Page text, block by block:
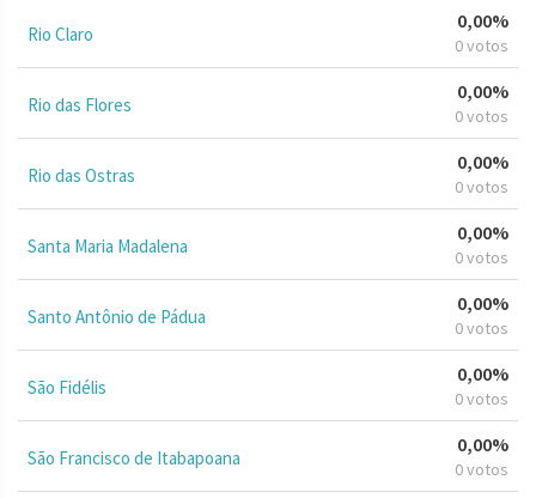
Rio Claro
0,00%
0 votos
Rio das Flores
0,00%
0 votos
Rio das Ostras
0,00%
0 votos
Santa Maria Madalena
0,00%
0 votos
Santo Antônio de Pádua
0,00%
0 votos
São Fidélis
0,00%
0 votos
São Francisco de Itabapoana
0,00%
0 votos